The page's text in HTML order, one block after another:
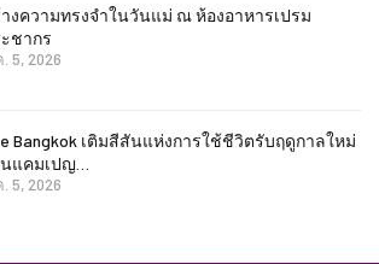
งความทรงจำในวันแม่ ณ ห้องอาหารเปรม
ชากร
5, 2026
Bangkok เติมสีสันแห่งการใช้ชีวิตรับฤดูกาลใหม่
แคมเปญ…
5, 2026